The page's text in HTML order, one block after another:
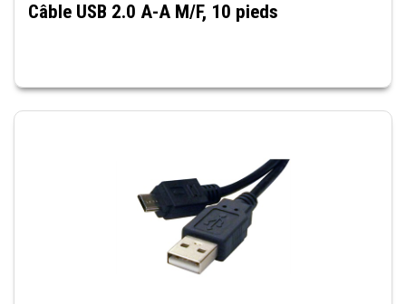
Câble USB 2.0 A-A M/F, 10 pieds